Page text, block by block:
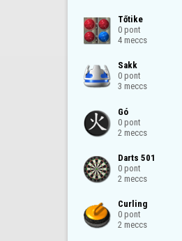
Tőtike
0 pont
4 meccs
Sakk
0 pont
3 meccs
Gó
0 pont
2 meccs
Darts 501
0 pont
2 meccs
Curling
0 pont
2 meccs